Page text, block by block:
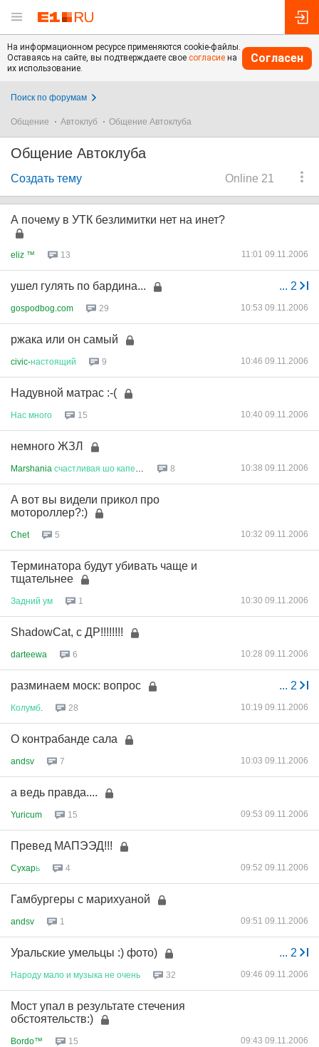
На информационном ресурсе применяются cookie-файлы.
Оставаясь на сайте, вы подтверждаете свое согласие на
их использование.
Согласен
Поиск по форумам
Общение Автоклуб Общение Автоклуба
Общение Автоклуба
Online 21
Создать тему
А почему в УТК безлимитки нет на инет?
eliz ™ 13 11:01 09.11.2006
... 2
ушел гулять по бардина...
gospodbog.com 29 10:53 09.11.2006
ржака или он самый
civic-настоящий 9 10:46 09.11.2006
Надувной матрас :-(
Нас много 15 10:40 09.11.2006
немного ЖЗЛ
Marshania счастливая шо капец 8 10:38 09.11.2006
А вот вы видели прикол про
мотороллер?:)
Chet 5 10:32 09.11.2006
Терминатора будут убивать чаще и
тщательнее
Задний ум 1 10:30 09.11.2006
ShadowCat, с ДР!!!!!!!!
darteewa 6 10:28 09.11.2006
... 2
разминаем моск: вопрос
Колумб 28 10:19 09.11.2006
О контрабанде сала
andsv 7 10:03 09.11.2006
а ведь правда....
Yuricum 15 09:53 09.11.2006
Превед МАПЭЭД!!!
Cyxapь 4 09:52 09.11.2006
Гамбургеры с марихуаной
andsv 1 09:51 09.11.2006
... 2
Уральские умельцы :) фото)
Народу мало и музыка не очень 32 09:46 09.11.2006
Мост упал в результате стечения
обстоятельств:)
Bordo™ 15 09:43 09.11.2006